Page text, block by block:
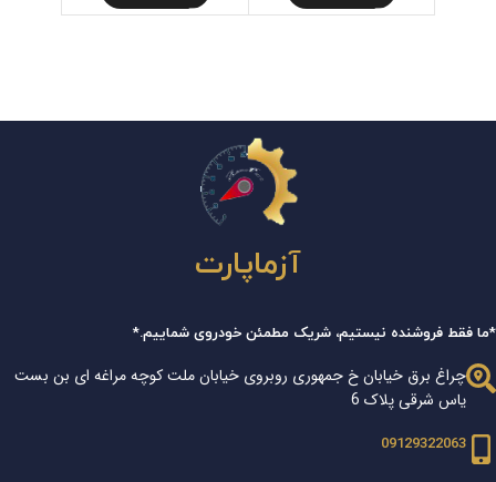
آزماپارت
*ما فقط فروشنده نیستیم، شریک مطمئن خودروی شماییم.*
چراغ برق خیابان خ جمهوری روبروی خیابان ملت کوچه مراغه ای بن بست
یاس شرقی پلاک 6
09129322063